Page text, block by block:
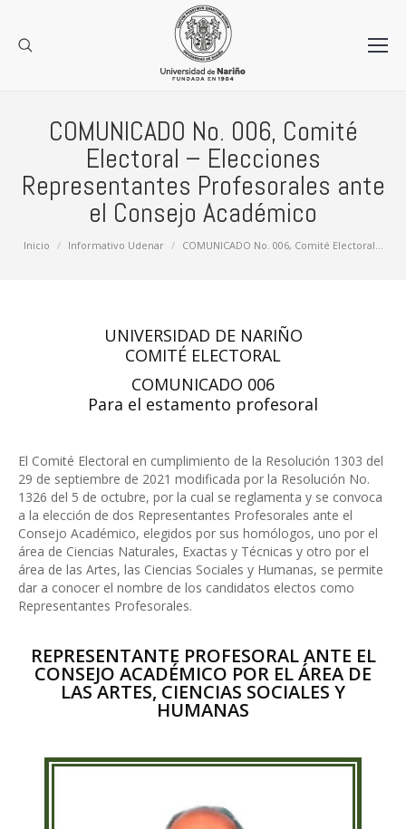
COMUNICADO No. 006, Comité
Electoral – Elecciones
Representantes Profesorales ante
el Consejo Académico
Estás aquí:
Inicio Informativo Udenar COMUNICADO No. 006, Comité Electoral…
UNIVERSIDAD DE NARIÑO
COMITÉ ELECTORAL
COMUNICADO 006
Para el estamento profesoral
El Comité Electoral en cumplimiento de la Resolución 1303 del
29 de septiembre de 2021 modificada por la Resolución No.
1326 del 5 de octubre, por la cual se reglamenta y se convoca
a la elección de dos Representantes Profesorales ante el
Consejo Académico, elegidos por sus homólogos, uno por el
área de Ciencias Naturales, Exactas y Técnicas y otro por el
área de las Artes, las Ciencias Sociales y Humanas, se permite
dar a conocer el nombre de los candidatos electos como
Representantes Profesorales.
REPRESENTANTE PROFESORAL ANTE EL
CONSEJO ACADÉMICO POR EL ÁREA DE
LAS ARTES, CIENCIAS SOCIALES Y
HUMANAS